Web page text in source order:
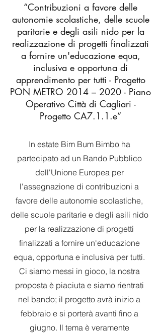
“Contribuzioni a favore delle
autonomie scolastiche, delle scuole
paritarie e degli asili nido per la
realizzazione di progetti finalizzati
a fornire un'educazione equa,
inclusiva e opportuna di
apprendimento per tutti - Progetto
PON METRO 2014 – 2020 - Piano
Operativo Città di Cagliari -
Progetto CA7.1.1.e”
In estate Bim Bum Bimbo ha
partecipato ad un Bando Pubblico
dell'Unione Europea per
l'assegnazione di contribuzioni a
favore delle autonomie scolastiche,
delle scuole paritarie e degli asili nido
per la realizzazione di progetti
finalizzati a fornire un'educazione
equa, opportuna e inclusiva per tutti.
Ci siamo messi in gioco, la nostra
proposta è piaciuta e siamo rientrati
nel bando; il progetto avrà inizio a
febbraio e si porterà avanti fino a
giugno. Il tema è veramente